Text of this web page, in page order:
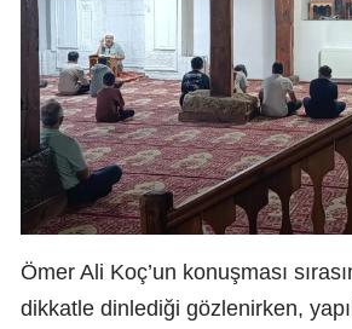
Ömer Ali Koç’un konuşması
dikkatle dinlediği gözlenirken,